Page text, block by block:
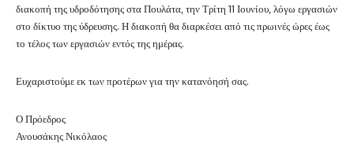
διακοπή της υδροδότησης στα Πουλάτα, την Τρίτη 11 Ιουνίου, λόγω εργασιών
στο δίκτυο της ύδρευσης. Η διακοπή θα διαρκέσει από τις πρωινές ώρες έως
το τέλος των εργασιών εντός της ημέρας.
Ευχαριστούμε εκ των προτέρων για την κατανόησή σας.
Ο Πρόεδρος
Ανουσάκης Νικόλαος